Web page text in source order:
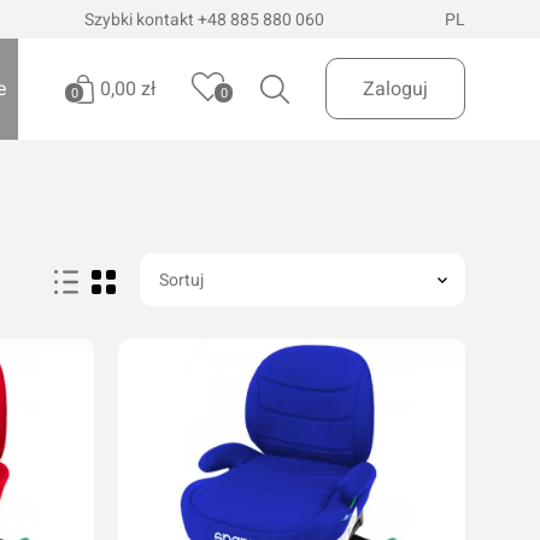
Szybki kontakt +48 885 880 060 PL
Latarki i szperacze
Oświetlenie ostrzegawcze
Oświetlenie biurowe
0 0,00 zł 0 Zaloguj
Sortuj